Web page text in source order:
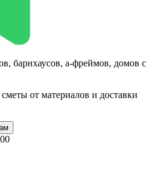
барнхаусов, а-фреймов, домов с
от материалов и доставки